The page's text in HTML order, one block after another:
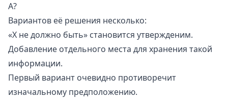
A?
Вариантов её решения несколько:
«X не должно быть» становится утвержденим.
Добавление отдельного места для хранения такой
информации.
Первый вариант очевидно противоречит
изначальному предположению.